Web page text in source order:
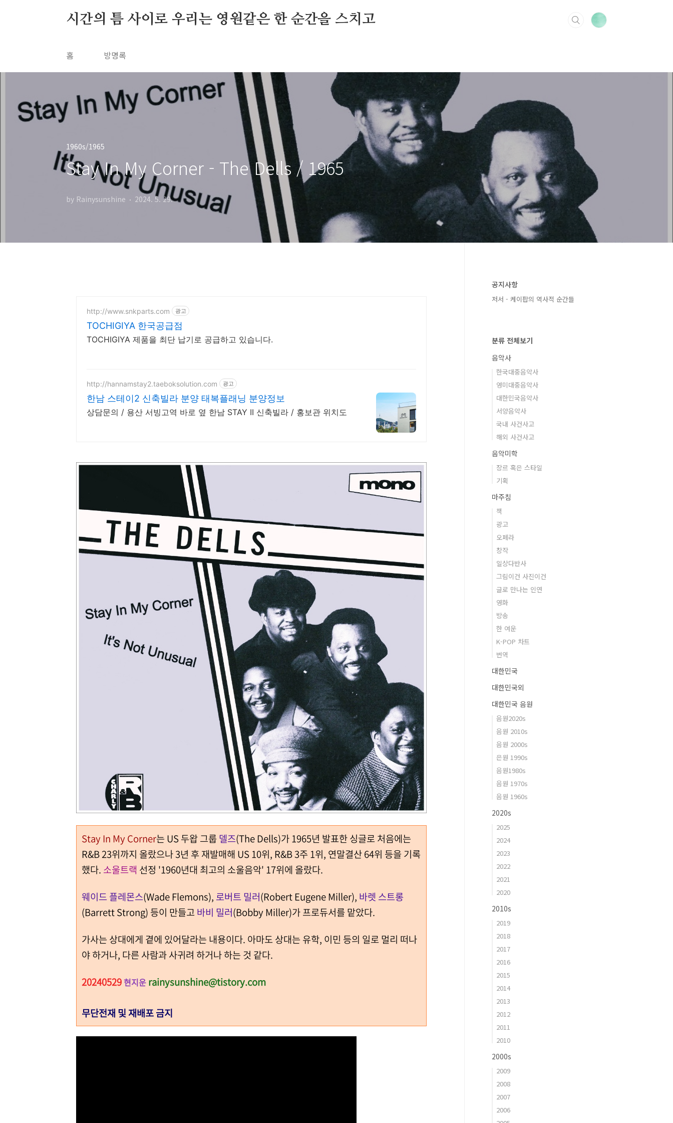
시간의 틈 사이로 우리는 영원같은 한 순간을 스치고
홈 방명록
1960s/1965
Stay In My Corner - The Dells / 1965
by Rainysunshine 2024. 5. 29.
http://www.snkparts.com 광고
TOCHIGIYA 한국공급점
TOCHIGIYA 제품을 최단 납기로 공급하고 있습니다.
http://hannamstay2.taeboksolution.com 광고
한남 스테이2 신축빌라 분양 태복플래닝 분양정보
상담문의 / 용산 서빙고역 바로 옆 한남 STAY II 신축빌라 / 홍보관 위치도
Stay In My Corner는 US 두왑 그룹델즈(The Dells)가 1965년 발표한 싱글로 처음에는
R&B 23위까지 올랐으나 3년 후 재발매해 US 10위, R&B 3주 1위, 연말결산 64위 등을 기록
했다. 소울트랙 선정 '1960년대 최고의 소울음악' 17위에 올랐다.
웨이드 플레몬스(Wade Flemons), 로버트 밀러(Robert Eugene Miller), 바렛 스트롱
(Barrett Strong) 등이 만들고 바비 밀러(Bobby Miller)가 프로듀서를 맡았다.
가사는 상대에게 곁에 있어달라는 내용이다. 아마도 상대는 유학, 이민 등의 일로 멀리 떠나
야 하거나, 다른 사람과 사귀려 하거나 하는 것 같다.
20240529 현지운 rainysunshine@tistory.com
무단전재 및 재배포 금지
공지사항
저서 - 케이팝의 역사적 순간들
분류 전체보기
음악사
한국대중음악사
영미대중음악사
대한민국음악사
서양음악사
국내 사건사고
해외 사건사고
음악미학
장르 혹은 스타일
기획
마주침
책
광고
오페라
창작
일상다반사
그림이건 사진이건
글로 만나는 인연
영화
방송
한 여운
K-POP 차트
번역
대한민국
대한민국외
대한민국 음원
음원2020s
음원 2010s
음원 2000s
은원 1990s
음원1980s
음원 1970s
음원 1960s
2020s
2025
2024
2023
2022
2021
2020
2010s
2019
2018
2017
2016
2015
2014
2013
2012
2011
2010
2000s
2009
2008
2007
2006